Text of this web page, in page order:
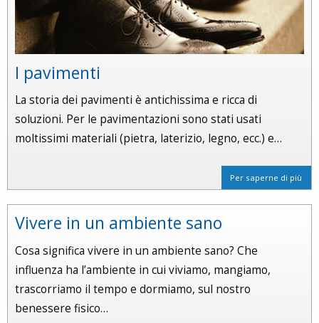
I pavimenti
La storia dei pavimenti è antichissima e ricca di
soluzioni. Per le pavimentazioni sono stati usati
moltissimi materiali (pietra, laterizio, legno, ecc.) e…
Per saperne di più
Vivere in un ambiente sano
Cosa significa vivere in un ambiente sano? Che
influenza ha l’ambiente in cui viviamo, mangiamo,
trascorriamo il tempo e dormiamo, sul nostro
benessere fisico…